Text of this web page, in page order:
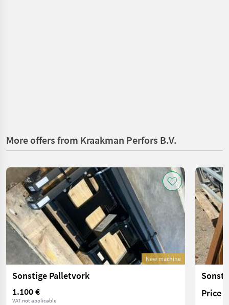
More offers from Kraakman Perfors B.V.
New machine
Sonstige Palletvork
1.100 €
VAT not applicable
Price